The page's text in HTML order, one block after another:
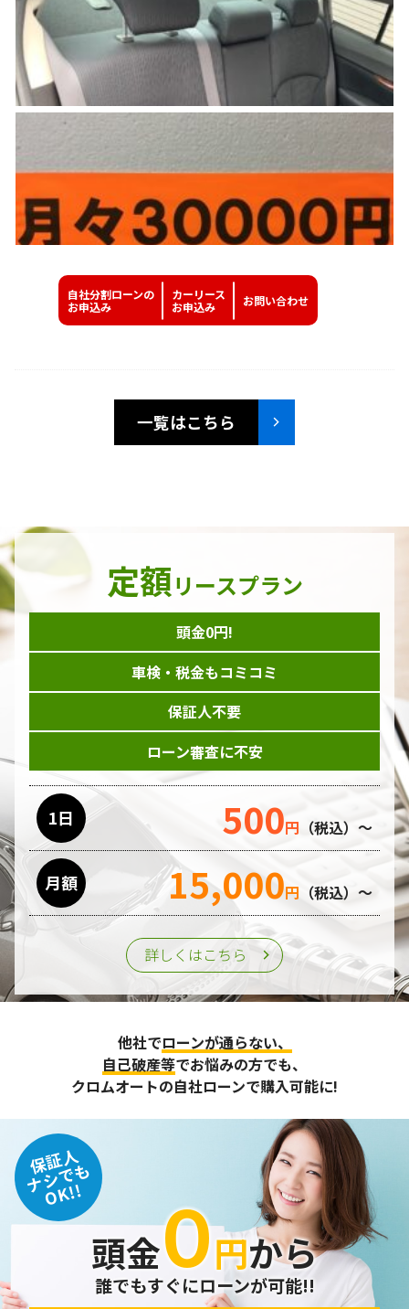
自社分割ローンの
お申込み
カーリース
お申込み
お問い合わせ
一覧はこちら
定額リースプラン
頭金0円!
車検・税金もコミコミ
保証人不要
ローン審査に不安
1日 500円 （税込）～
月額 15,000円 （税込）～
詳しくはこちら
他社でローンが通らない、
自己破産等でお悩みの方でも、
クロムオートの自社ローンで購入可能に!
保証人
ナシでも
OK!!
頭金０円から
誰でもすぐにローンが可能!!